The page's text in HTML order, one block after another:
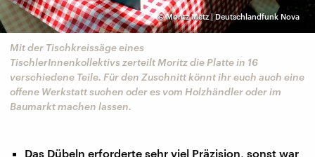
©Moritz Metz | Deutschlandfunk Nova
Mit der Tischkreissäge eines
TischlerInnenkollektivs zerteilt Moritz die Platte in 16
verschiedene Teile. Für den Zuschnitt könnt ihr euch auch eine
offene Werkstatt suchen oder es vom Holzhändler oder im
Baumarkt machen lassen.
Das Dübeln erforderte sehr viel Präzision, sonst war